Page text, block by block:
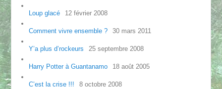
Loup glacé 12 février 2008
Comment vivre ensemble ? 30 mars 2011
Y’a plus d’rockeurs 25 septembre 2008
Harry Potter à Guantanamo 18 août 2005
C’est la crise !!! 8 octobre 2008